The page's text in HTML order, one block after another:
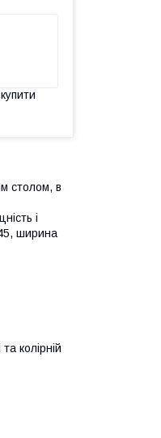
столом, в
і
ширина
колірній